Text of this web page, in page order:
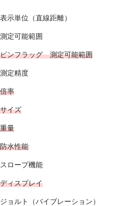
表示単位（直線距離）
測定可能範囲
ピンフラッグ 測定可能範囲
測定精度
倍率
サイズ
重量
防水性能
スロープ機能
ディスプレイ
ジョルト（バイブレーション）